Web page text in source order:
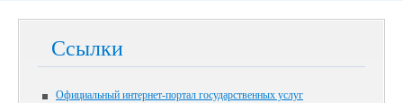
Ссылки
Официальный интернет-портал государственных услуг